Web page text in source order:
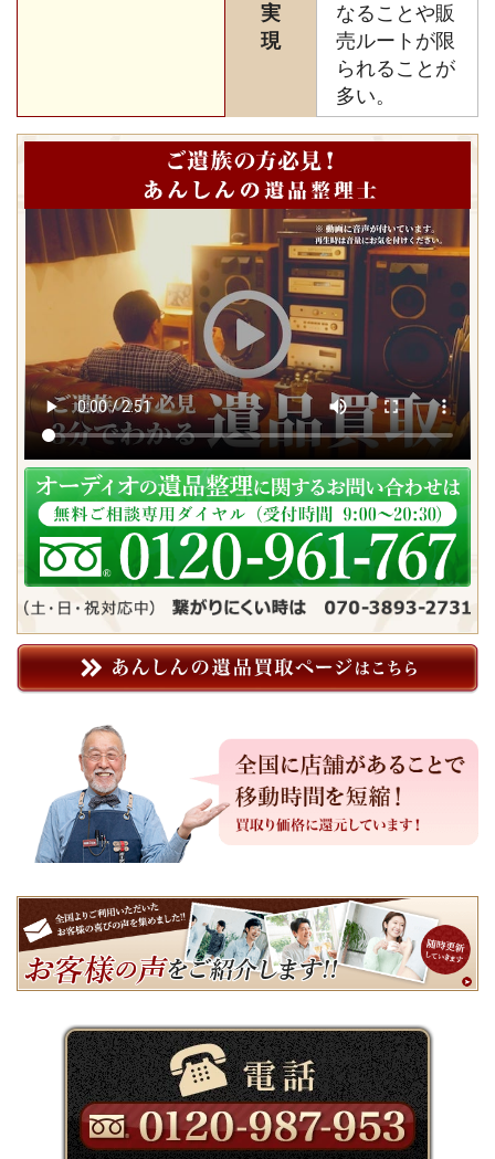
実
現
なることや販
売ルートが限
られることが
多い。